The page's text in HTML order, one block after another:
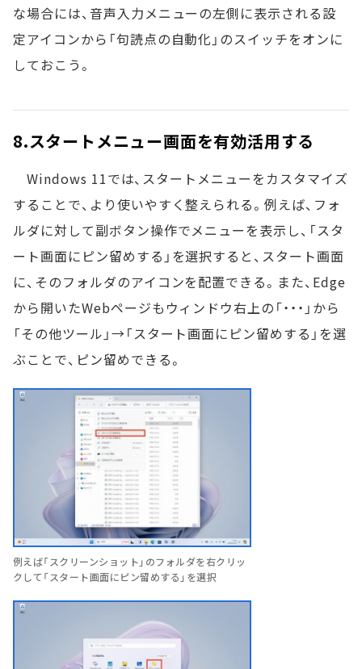
な場合には、音声入力メニューの左側に表示される設
定アイコンから「句読点の自動化」のスイッチをオンに
しておこう。
8.スタートメニュー画面を有効活用する
Windows 11では、スタートメニューをカスタマイズ
することで、より使いやすく整えられる。例えば、フォ
ルダに対して副ボタン操作でメニューを表示し、「スタ
ート画面にピン留めする」を選択すると、スタート画面
に、そのフォルダのアイコンを配置できる。また、Edge
から開いたWebページもウィンドウ右上の「・・・」から
「その他ツール」→「スタート画面にピン留めする」を選
ぶことで、ピン留めできる。
例えば「スクリーンショット」のフォルダを右クリッ
クして「スタート画面にピン留めする」を選択